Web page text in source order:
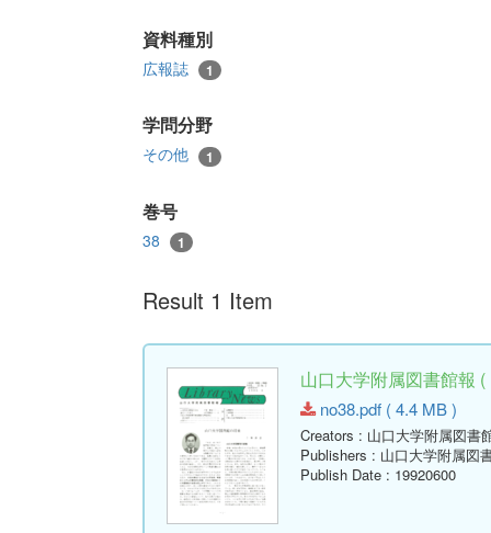
資料種別
広報誌 1
学問分野
その他 1
巻号
38 1
Result 1 Item
山口大学附属図書館報
no38.pdf ( 4.4 MB )
Creators : 山口大学附属図書
Publishers : 山口大学附属図
Publish Date : 19920600